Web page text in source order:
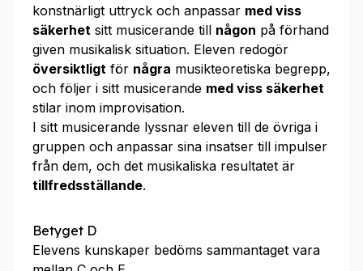
konstnärligt uttryck och anpassar med viss
säkerhet sitt musicerande till någon på förhand
given musikalisk situation. Eleven redogör
översiktligt för några musikteoretiska begrepp,
och följer i sitt musicerande med viss säkerhet
stilar inom improvisation.
I sitt musicerande lyssnar eleven till de övriga i
gruppen och anpassar sina insatser till impulser
från dem, och det musikaliska resultatet är
tillfredsställande.
Betyget D
Elevens kunskaper bedöms sammantaget vara